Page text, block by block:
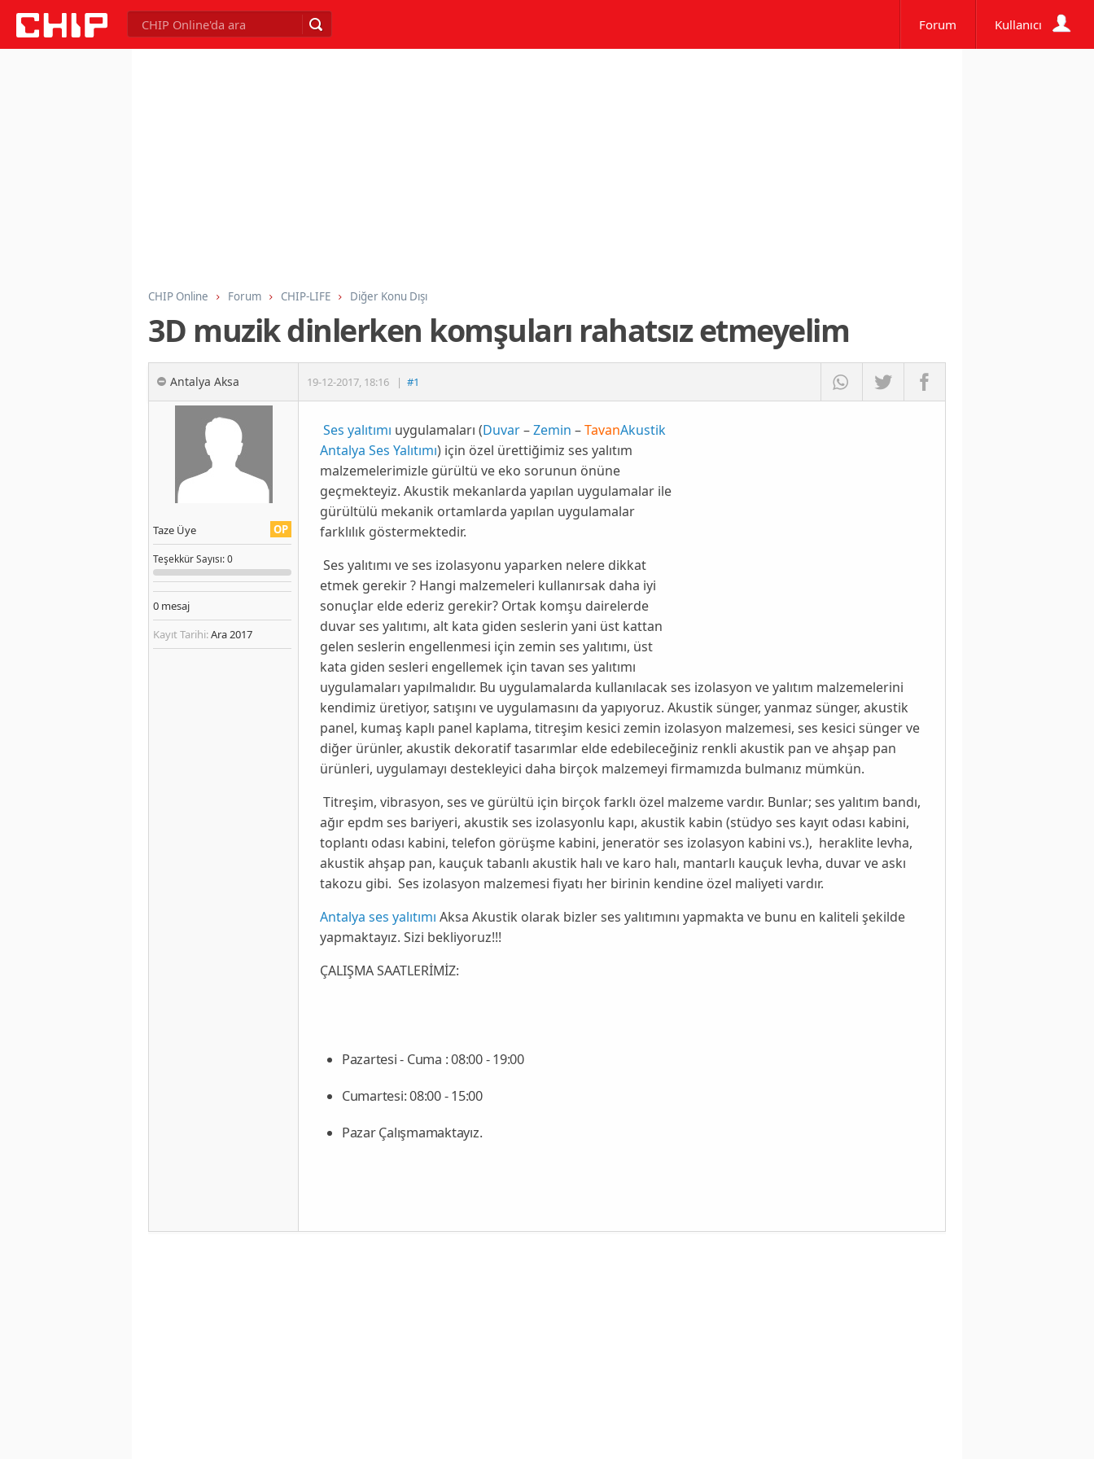
Forum Kullanıcı
CHIP Online Forum CHIP-LIFE Diğer Konu Dışı
3D muzik dinlerken komşuları rahatsız etmeyelim
Antalya Aksa 19-12-2017, 18:16 | #1
OP
Taze Üye
TeşekkürSayısı: 0
0 mesaj
Kayıt Tarihi:Ara 2017
Ses yalıtımı uygulamaları (Duvar–Zemin –TavanAkustik
Antalya Ses Yalıtımı) için özel ürettiğimiz ses yalıtım
malzemelerimizle gürültü ve eko sorunun önüne
geçmekteyiz. Akustik mekanlarda yapılan uygulamalar ile
gürültülü mekanik ortamlarda yapılan uygulamalar
farklılık göstermektedir.
Ses yalıtımı ve ses izolasyonu yaparken nelere dikkat
etmek gerekir ? Hangi malzemeleri kullanırsak daha iyi
sonuçlar elde ederiz gerekir? Ortak komşu dairelerde
duvar ses yalıtımı, alt kata giden seslerin yani üst kattan
gelen seslerin engellenmesi için zemin ses yalıtımı, üst
kata giden sesleri engellemek için tavan ses yalıtımı
uygulamaları yapılmalıdır. Bu uygulamalarda kullanılacak ses izolasyon ve yalıtım malzemelerini
kendimiz üretiyor, satışını ve uygulamasını da yapıyoruz. Akustik sünger, yanmaz sünger, akustik
panel, kumaş kaplı panel kaplama, titreşim kesici zemin izolasyon malzemesi, ses kesici sünger ve
diğer ürünler, akustik dekoratif tasarımlar elde edebileceğiniz renkli akustik pan ve ahşap pan
ürünleri, uygulamayı destekleyici daha birçok malzemeyi firmamızda bulmanız mümkün.
Titreşim, vibrasyon, ses ve gürültü için birçok farklı özel malzeme vardır. Bunlar; ses yalıtım bandı,
ağır epdm ses bariyeri, akustik ses izolasyonlu kapı, akustik kabin (stüdyo ses kayıt odası kabini,
toplantı odası kabini, telefon görüşme kabini, jeneratör ses izolasyon kabini vs.), heraklite levha,
akustik ahşap pan, kauçuk tabanlı akustik halı ve karo halı, mantarlı kauçuk levha, duvar ve askı
takozu gibi. Ses izolasyon malzemesi fiyatı her birinin kendine özel maliyeti vardır.
Antalya ses yalıtımı Aksa Akustik olarak bizler ses yalıtımını yapmakta ve bunu en kaliteli şekilde
yapmaktayız. Sizi bekliyoruz!!!
ÇALIŞMA SAATLERİMİZ:
Pazartesi - Cuma : 08:00 - 19:00
Cumartesi: 08:00 - 15:00
Pazar Çalışmamaktayız.